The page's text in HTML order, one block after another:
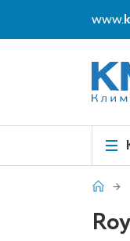
www.